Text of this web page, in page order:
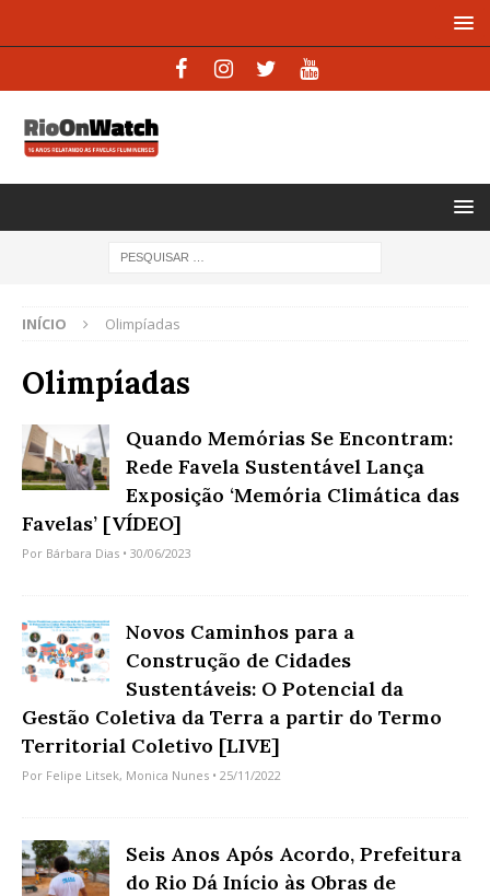
INÍCIO Olimpíadas
Olimpíadas
Quando Memórias Se Encontram:
Rede Favela Sustentável Lança
Exposição ‘Memória Climática das
Favelas’ [VÍDEO]
Por Bárbara Dias • 30/06/2023
Novos Caminhos para a
Construção de Cidades
Sustentáveis: O Potencial da
Gestão Coletiva da Terra a partir do Termo
Territorial Coletivo [LIVE]
Por Felipe Litsek, Monica Nunes • 25/11/2022
Seis Anos Após Acordo, Prefeitura
do Rio Dá Início às Obras de